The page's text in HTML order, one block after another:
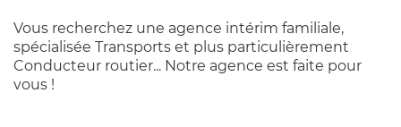
Vous recherchez une agence intérim familiale,
spécialisée Transports et plus particulièrement
Conducteur routier... Notre agence est faite pour
vous !